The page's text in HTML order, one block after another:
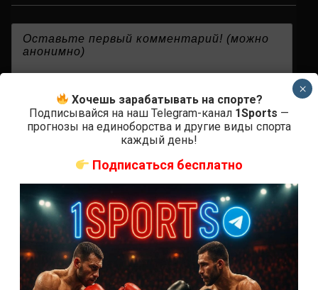
СВЕЖИЕ ЗАПИСИ
Хочешь зарабатывать на спорте?
Подписывайся на наш Telegram-канал 1Sports —
прогнозы на единоборства и другие виды спорта
каждый день!
Подписаться бесплатно
×